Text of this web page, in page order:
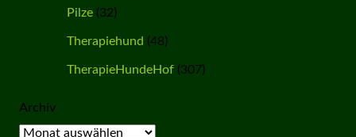
Pilze (32)
Therapiehund (48)
TherapieHundeHof (307)
Archiv